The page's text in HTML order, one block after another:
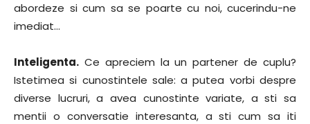
abordeze si cum sa se poarte cu noi, cucerindu-ne
imediat…
Inteligenta. Ce apreciem la un partener de cuplu?
Istetimea si cunostintele sale: a putea vorbi despre
diverse lucruri, a avea cunostinte variate, a sti sa
mentii o conversatie interesanta, a sti cum sa iti